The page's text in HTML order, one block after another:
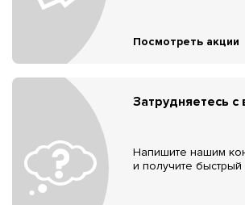
Посмотреть акции
Затрудняетесь
Напишите нашим
и получите быстрый